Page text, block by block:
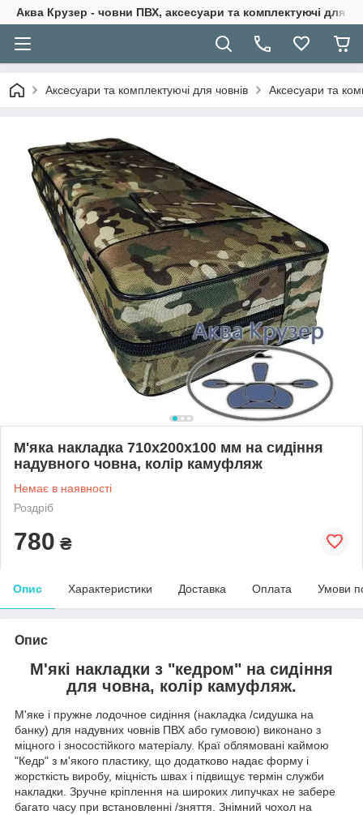
Аква Крузер - човни ПВХ, аксесуари та комплектуючі для
Аксесуари та комплектуючі для човнів Аксесуари та
М'яка накладка 710х200х100 мм на сидіння
надувного човна, колір камуфляж
Немає в наявності
Роздріб
780 ₴
Опис Характеристики Доставка Оплата Умови
Опис
М'які накладки з "кедром" на сидіння
для човна, колір камуфляж.
М'яке і пружне лодочное сидіння (накладка /сидушка на
банку) для надувних човнів ПВХ або гумовою) виконано з
міцного і зносостійкого матеріалу. Краї облямовані каймою
"Кедр" з м'якого пластику, що додатково надає форму і
жорсткість виробу, міцність швах і підвищує термін служби
накладки. Зручне кріплення на широких липучках не забере
багато часу при встановленні /зняття. Знімний чохол на